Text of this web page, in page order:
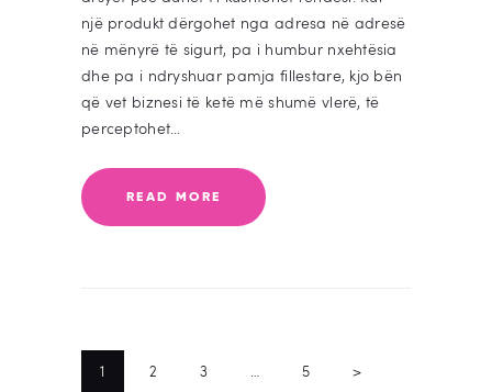
një produkt dërgohet nga adresa në adresë
në mënyrë të sigurt, pa i humbur nxehtësia
dhe pa i ndryshuar pamja fillestare, kjo bën
që vet biznesi të ketë më shumë vlerë, të
perceptohet…
READ MORE
NAVIGATION
PAGE
1 PAGE
2 PAGE
3 … PAGE
5 >